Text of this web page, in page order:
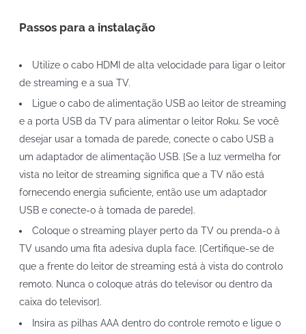
Passos para a instalação
Utilize o cabo HDMI de alta velocidade para ligar o leitor
de streaming e a sua TV.
Ligue o cabo de alimentação USB ao leitor de streaming
e a porta USB da TV para alimentar o leitor Roku. Se você
desejar usar a tomada de parede, conecte o cabo USB a
um adaptador de alimentação USB. [Se a luz vermelha for
vista no leitor de streaming significa que a TV não está
fornecendo energia suficiente, então use um adaptador
USB e conecte-o à tomada de parede].
Coloque o streaming player perto da TV ou prenda-o à
TV usando uma fita adesiva dupla face. [Certifique-se de
que a frente do leitor de streaming está à vista do controlo
remoto. Nunca o coloque atrás do televisor ou dentro da
caixa do televisor].
Insira as pilhas AAA dentro do controle remoto e ligue o